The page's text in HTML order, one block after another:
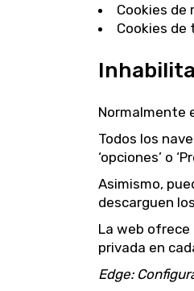
Cookies de
Cookies de
Normalmente
Todos los
‘opciones’ o
Asimismo,
descarguen
La web ofrece
privada en
Edge: